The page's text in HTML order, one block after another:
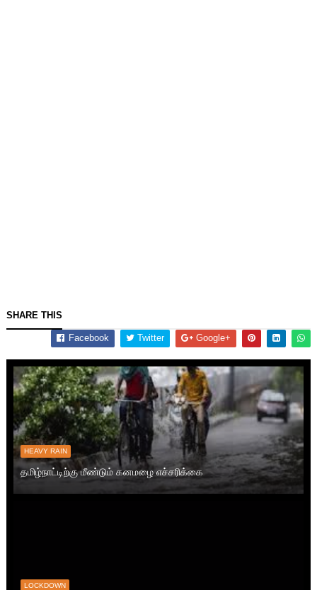
SHARE THIS
Facebook Twitter Google+
HEAVY RAIN
தமிழ்நாட்டிற்கு மீண்டும் கனமழை எச்சரிக்கை
LOCKDOWN